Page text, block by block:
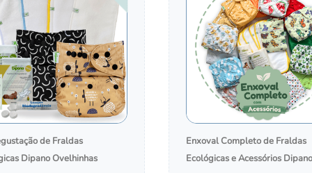
de Fraldas
Dipano Ovelhinhas
Enxoval Completo de Fraldas
Ecológicas e Acessórios Dipano